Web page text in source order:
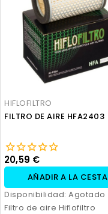
HIFLOFILTRO
FILTRO DE AIRE HFA2403
20,59 €
AÑADIR A LA CESTA
Disponibilidad: Agotado
Filtro de aire Hiflofiltro